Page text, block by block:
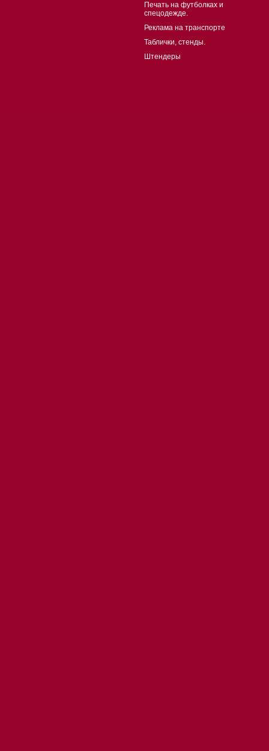
Печать на футболках и
спецодежде.
Реклама на транспорте
Таблички, стенды.
Штендеры